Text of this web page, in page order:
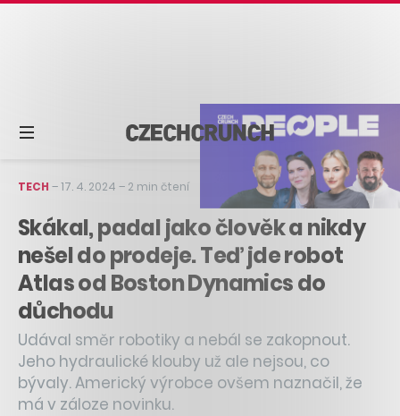
TECH –17. 4. 2024 – 2 min čtení
Skákal, padal jako člověk a nikdy
nešel do prodeje. Teď jde robot
Atlas od Boston Dynamics do
důchodu
Udával směr robotiky a nebál se zakopnout.
Jeho hydraulické klouby už ale nejsou, co
bývaly. Americký výrobce ovšem naznačil, že
má v záloze novinku.